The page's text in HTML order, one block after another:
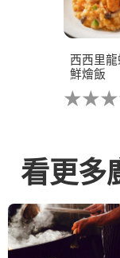
西西里
鮮燴飯
没
有
recipe
提
交
评
级
看更多